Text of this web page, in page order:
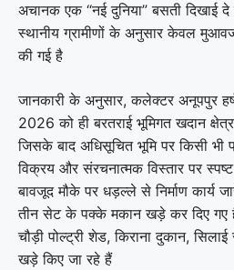
अचानक एक “नई दुनिया” बसती दिखाई
स्थानीय ग्रामीणों के अनुसार केवल
की गई है
जानकारी के अनुसार, कलेक्टर अनूपपुर
2026 को ही बरतराई भूमिगत खदान
जिसके बाद अधिसूचित भूमि पर किसी भी
विक्रय और संरचनात्मक विस्तार पर
बावजूद मौके पर धड़ल्ले से निर्माण कार्य
तीन सेट के पक्के मकान खड़े कर दिए गए
चौड़ी पोल्ट्री शेड, किराना दुकान,
खड़े किए जा रहे हैं